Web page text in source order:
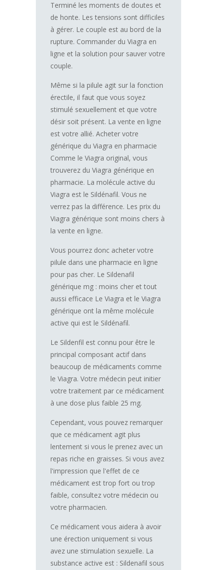
Terminé les moments de doutes et
de honte. Les tensions sont difficiles
à gérer. Le couple est au bord de la
rupture. Commander du Viagra en
ligne et la solution pour sauver votre
couple.
Même si la pilule agit sur la fonction
érectile, il faut que vous soyez
stimulé sexuellement et que votre
désir soit présent. La vente en ligne
est votre allié. Acheter votre
générique du Viagra en pharmacie
Comme le Viagra original, vous
trouverez du Viagra générique en
pharmacie. La molécule active du
Viagra est le Sildénafil. Vous ne
verrez pas la différence. Les prix du
Viagra générique sont moins chers à
la vente en ligne.
Vous pourrez donc acheter votre
pilule dans une pharmacie en ligne
pour pas cher. Le Sildenafil
générique mg : moins cher et tout
aussi efficace Le Viagra et le Viagra
générique ont la même molécule
active qui est le Sildénafil.
Le Sildenfil est connu pour être le
principal composant actif dans
beaucoup de médicaments comme
le Viagra. Votre médecin peut initier
votre traitement par ce médicament
à une dose plus faible 25 mg.
Cependant, vous pouvez remarquer
que ce médicament agit plus
lentement si vous le prenez avec un
repas riche en graisses. Si vous avez
l'impression que l'effet de ce
médicament est trop fort ou trop
faible, consultez votre médecin ou
votre pharmacien.
Ce médicament vous aidera à avoir
une érection uniquement si vous
avez une stimulation sexuelle. La
substance active est : Sildenafil sous